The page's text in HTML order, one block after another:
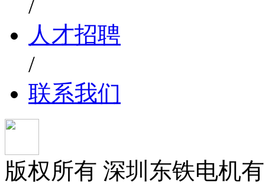
/
人才招聘
/
联系我们
版权所有 深圳东铁电机